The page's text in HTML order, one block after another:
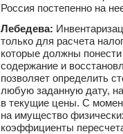
Россия постепенно на
Лебедева:
только для расчета
которые должны
содержание и
позволяет определить
любую заданную дату,
в текущие цены. С
на имущество
коэффициенты